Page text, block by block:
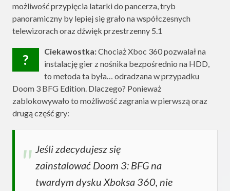
możliwość przypięcia latarki do pancerza, tryb
panoramiczny by lepiej się grało na współczesnych
telewizorach oraz dźwięk przestrzenny 5.1
?
Ciekawostka:Chociaż Xboc 360 pozwalał na
instalację gier z nośnika bezpośrednio na HDD,
to metoda ta była… odradzana w przypadku
Doom 3 BFG Edition. Dlaczego? Ponieważ
zablokowywało to możliwość zagrania w pierwszą oraz
drugą część gry:
Jeśli zdecydujesz się
zainstalować Doom 3: BFG na
twardym dysku Xboksa 360, nie